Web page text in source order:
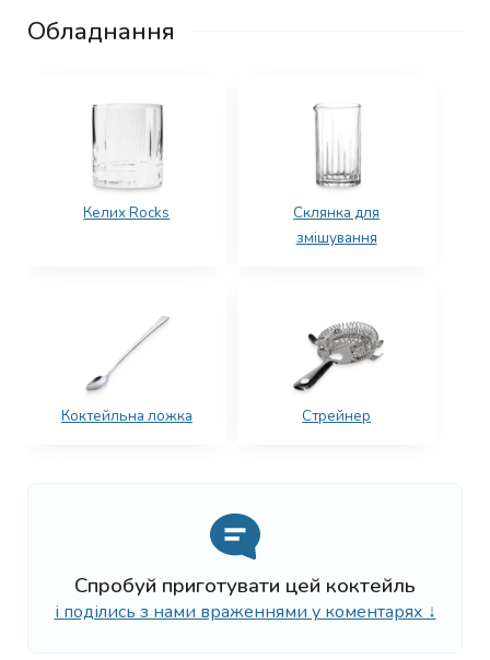
Обладнання
Келих Rocks
Склянка для
змішування
Коктейльна ложка Стрейнер
Спробуй приготувати цей коктейль
і поділись з нами враженнями у коментарях ↓